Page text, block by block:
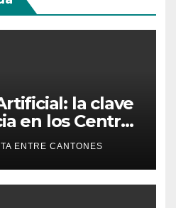
la clave
en los Centros
de Seguridad
ENTRE CANTONES